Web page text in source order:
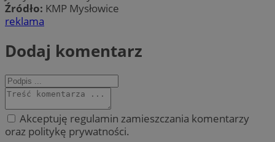
Źródło: KMP Mysłowice
reklama
Dodaj komentarz
Akceptuję regulamin zamieszczania komentarzy
oraz politykę prywatności.